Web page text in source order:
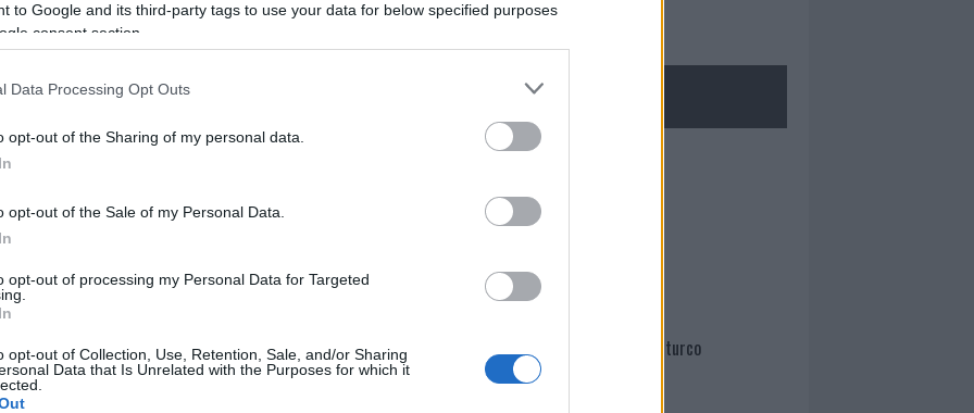
to Google and its third-party tags to use your data for below specified purposes
consent section.
Data Processing Opt Outs
opt-out of the Sharing of my personal data.
opt-out of the Sale of my Personal Data.
opt-out of processing my Personal Data for Targeted
opt-out of Collection, Use, Retention, Sale, and/or Sharing
Data that Is Unrelated with the Purposes for which it
NECROLOGIE
Martina Agostina Diturco